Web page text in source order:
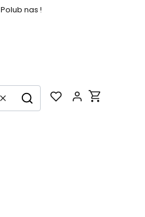
Polub nas !
WyczyśćSzukaj
Produkty w